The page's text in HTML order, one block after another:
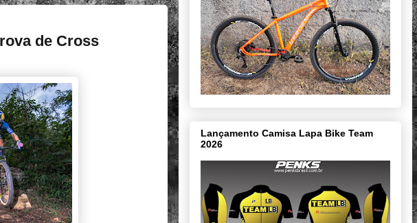
de Cross
Lançamento Camisa Lapa Bike Team
2026